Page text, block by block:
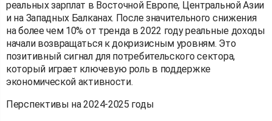
реальных зарплат в Восточной Европе, Центральной Азии
и на Западных Балканах. После значительного снижения
на более чем 10% от тренда в 2022 году реальные доходы
начали возвращаться к докризисным уровням. Это
позитивный сигнал для потребительского сектора,
который играет ключевую роль в поддержке
экономической активности.
Перспективы на 2024-2025 годы